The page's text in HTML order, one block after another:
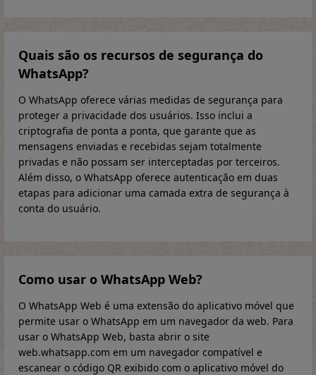
Quais são os recursos de segurança do
WhatsApp?
O WhatsApp oferece várias medidas de segurança para
proteger a privacidade dos usuários. Isso inclui a
criptografia de ponta a ponta, que garante que as
mensagens enviadas e recebidas sejam totalmente
privadas e não possam ser interceptadas por terceiros.
Além disso, o WhatsApp oferece autenticação em duas
etapas para adicionar uma camada extra de segurança à
conta do usuário.
Como usar o WhatsApp Web?
O WhatsApp Web é uma extensão do aplicativo móvel que
permite usar o WhatsApp em um navegador da web. Para
usar o WhatsApp Web, basta abrir o site
web.whatsapp.com em um navegador compatível e
escanear o código QR exibido com o aplicativo móvel do